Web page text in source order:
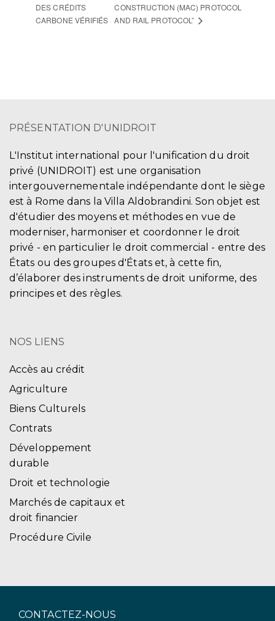
DES CRÉDITS
CARBONE VÉRIFIÉS
CONSTRUCTION (MAC) PROTOCOL
AND RAIL PROTOCOL”
PRÉSENTATION D'UNIDROIT
L'Institut international pour l'unification du droit
privé (UNIDROIT) est une organisation
intergouvernementale indépendante dont le siège
est à Rome dans la Villa Aldobrandini. Son objet est
d'étudier des moyens et méthodes en vue de
moderniser, harmoniser et coordonner le droit
privé - en particulier le droit commercial - entre des
États ou des groupes d'États et, à cette fin,
d’élaborer des instruments de droit uniforme, des
principes et des règles.
NOS LIENS
Accès au crédit
Agriculture
Biens Culturels
Contrats
Développement
durable
Droit et technologie
Marchés de capitaux et
droit financier
Procédure Civile
CONTACTEZ-NOUS